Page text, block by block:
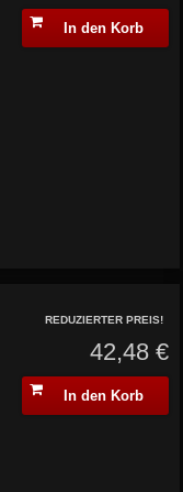
In den Korb
REDUZIERTER PREIS!
42,48 €
In den Korb